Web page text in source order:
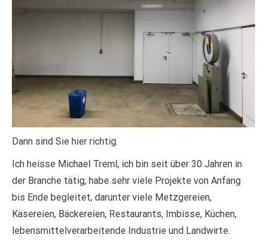
Dann sind Sie hier richtig.
Ich heisse Michael Treml, ich bin seit über 30 Jahren in
der Branche tätig, habe sehr viele Projekte von Anfang
bis Ende begleitet, darunter viele Metzgereien,
Käsereien, Bäckereien, Restaurants, Imbisse, Küchen,
lebensmittelverarbeitende Industrie und Landwirte.